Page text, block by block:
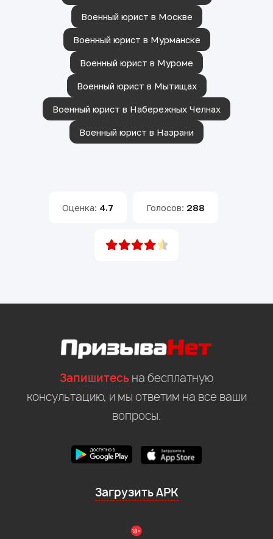
Военный юрист в Москве
Военный юрист в Мурманске
Военный юрист в Муроме
Военный юрист в Мытищах
Военный юрист в Набережных Челнах
Военный юрист в Назрани
Оценка: 4.7 Голосов: 288
Запишитесь на бесплатную
консультацию, и мы ответим на все ваши
вопросы.
Загрузить APK